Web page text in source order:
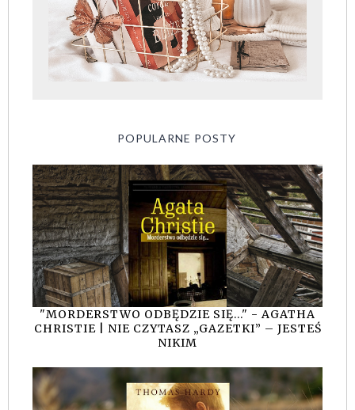
POPULARNE POSTY
"MORDERSTWO ODBĘDZIE SIĘ..." - AGATHA
CHRISTIE | NIE CZYTASZ „GAZETKI” – JESTEŚ
NIKIM